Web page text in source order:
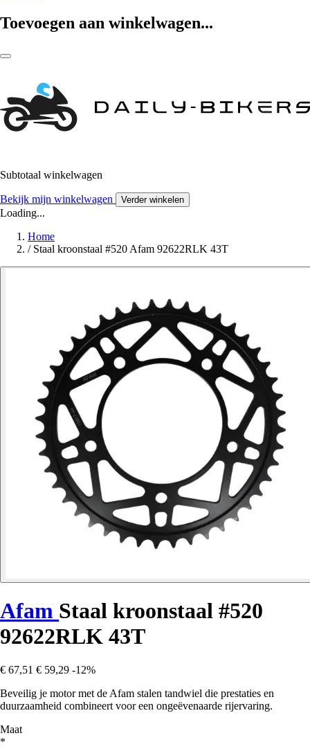
Toevoegen aan winkelwagen...
Subtotaal winkelwagen
Bekijk mijn winkelwagen Verder winkelen
Loading...
Home
/ Staal kroonstaal #520 Afam 92622RLK 43T
Afam Staal kroonstaal #520
92622RLK 43T
€ 67,51 € 59,29 -12%
Beveilig je motor met de Afam stalen tandwiel die prestaties en
duurzaamheid combineert voor een ongeëvenaarde rijervaring.
Maat
*